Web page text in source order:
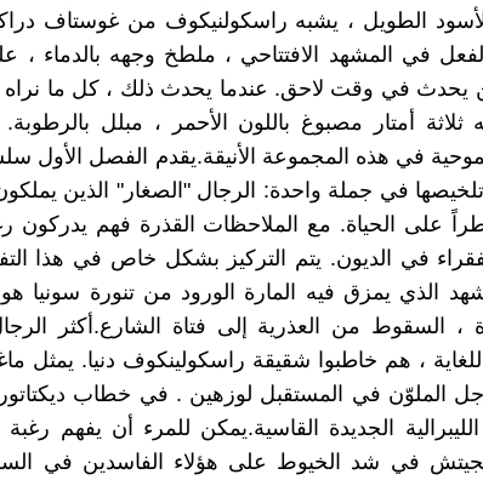
الطويل ، يشبه راسكولنيكوف من غوستاف
في المشهد الافتتاحي ، ملطخ وجهه بالدماء ،
يحدث في وقت لاحق. عندما يحدث ذلك ، كل ما
ثلاثة أمتار مصبوغ باللون الأحمر ، مبلل
في هذه المجموعة الأنيقة.يقدم الفصل الأول
في جملة واحدة: الرجال "الصغار" الذين
على الحياة. مع الملاحظات القذرة فهم يدركون
في الديون. يتم التركيز بشكل خاص في هذا
الذي يمزق فيه المارة الورود من تنورة
، السقوط من العذرية إلى فتاة الشارع.أكثر
، هم خاطبوا شقيقة راسكولينكوف دنيا. يمثل
الملوّن في المستقبل لوزهين . في خطاب
الجديدة القاسية.يمكن للمرء أن يفهم
في شد الخيوط على هؤلاء الفاسدين في